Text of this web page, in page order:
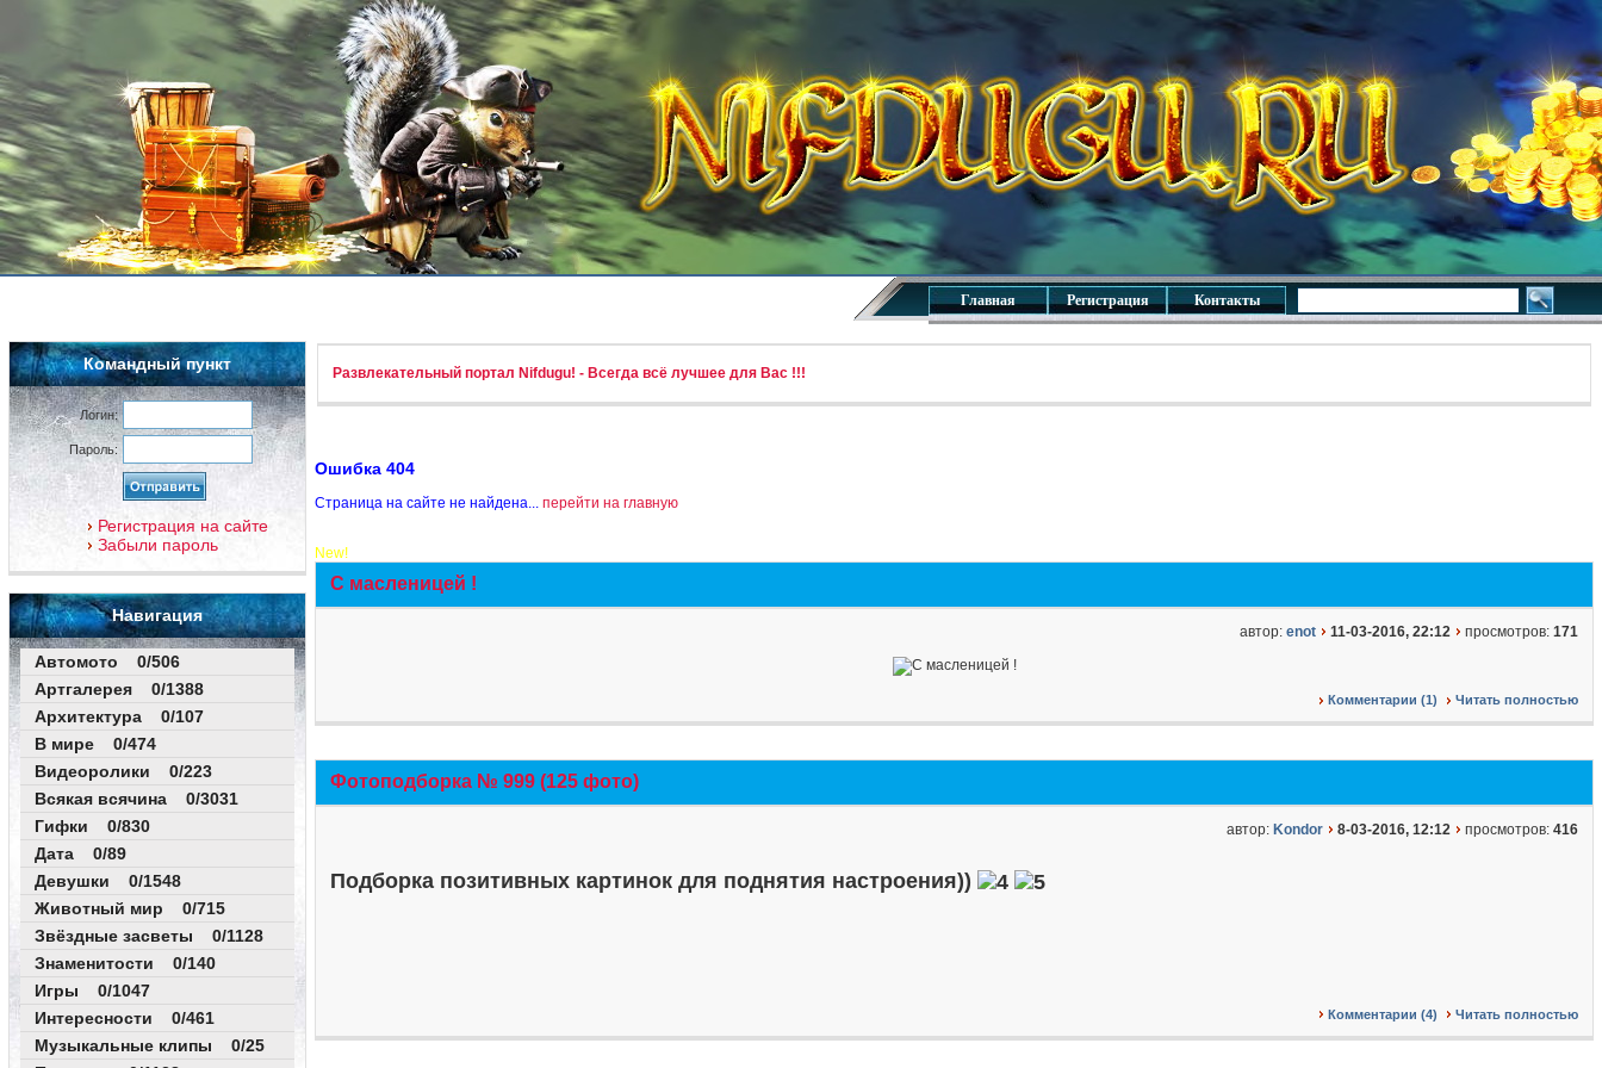
Главная Регистрация Контакты
Командный пункт
Логин:
Пароль:
Регистрация на сайте
Забыли пароль
Навигация
Автомото 0/506
Артгалерея 0/1388
Архитектура 0/107
В мире 0/474
Видеоролики 0/223
Всякая всячина 0/3031
Гифки 0/830
Дата 0/89
Девушки 0/1548
Животный мир 0/715
Звёздные засветы 0/1128
Знаменитости 0/140
Игры 0/1047
Интересности 0/461
Музыкальные клипы 0/25
Развлекательный портал Nifdugu! - Всегда всё лучшее для Вас !!!
Ошибка 404
Страница на сайте не найдена... перейти на главную
New!
С масленицей !
автор: enot 11-03-2016, 22:12 просмотров: 171
Комментарии (1) Читать полностью
Фотоподборка № 999 (125 фото)
автор: Kondor 8-03-2016, 12:12 просмотров: 416
Подборка позитивных картинок для поднятия настроения))
Комментарии (4) Читать полностью